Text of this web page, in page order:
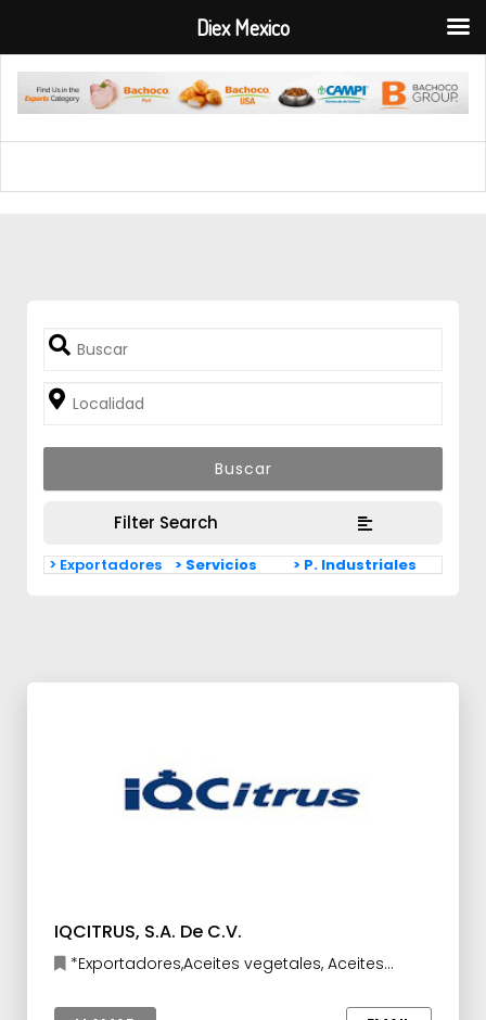
Filter Search
> Exportadores > Servicios > P. Industriales
IQCITRUS, S.A. De C.V.
*Exportadores,Aceites vegetales, Aceites
Concentrados,Materia prima para la Industria
Diex Mexico